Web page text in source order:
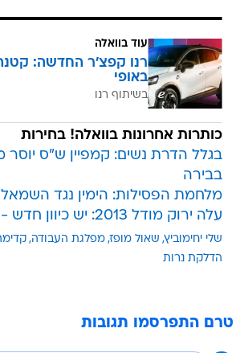
עוד בוואלה
רנו קפצ'ר החדשה: קטנה
באופי
בשיתוף רנו
כותרות אחרונות בוואלה! בחירות
בגלל הדרת נשים: קמפיין ש"ס יוסר
בבירה
מלחמת הפסילות: הימין נגד השמאל
עלה ירוק מודל 2013: יש כיוון חדש - ללא סמים
שלי יחימוביץ שאול מופז מפלגת העבודה
הדלקת נרות
טרם התפרסמו תגובות